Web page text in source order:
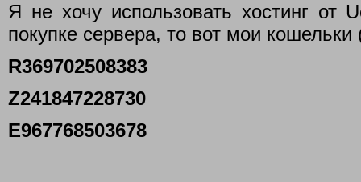
Я не хочу использовать хостинг
покупке сервера, то вот мои
R369702508383
Z241847228730
E967768503678